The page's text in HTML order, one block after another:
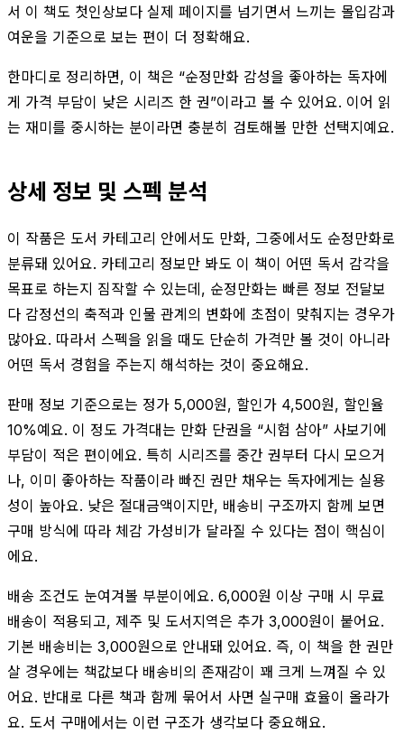
서 이 책도 첫인상보다 실제 페이지를 넘기면서 느끼는 몰입감과
여운을 기준으로 보는 편이 더 정확해요.
한마디로 정리하면, 이 책은 “순정만화 감성을 좋아하는 독자에
게 가격 부담이 낮은 시리즈 한 권”이라고 볼 수 있어요. 이어 읽
는 재미를 중시하는 분이라면 충분히 검토해볼 만한 선택지예요.
상세 정보 및 스펙 분석
이 작품은 도서 카테고리 안에서도 만화, 그중에서도 순정만화로
분류돼 있어요. 카테고리 정보만 봐도 이 책이 어떤 독서 감각을
목표로 하는지 짐작할 수 있는데, 순정만화는 빠른 정보 전달보
다 감정선의 축적과 인물 관계의 변화에 초점이 맞춰지는 경우가
많아요. 따라서 스펙을 읽을 때도 단순히 가격만 볼 것이 아니라
어떤 독서 경험을 주는지 해석하는 것이 중요해요.
판매 정보 기준으로는 정가 5,000원, 할인가 4,500원, 할인율
10%예요. 이 정도 가격대는 만화 단권을 “시험 삼아” 사보기에
부담이 적은 편이에요. 특히 시리즈를 중간 권부터 다시 모으거
나, 이미 좋아하는 작품이라 빠진 권만 채우는 독자에게는 실용
성이 높아요. 낮은 절대금액이지만, 배송비 구조까지 함께 보면
구매 방식에 따라 체감 가성비가 달라질 수 있다는 점이 핵심이
에요.
배송 조건도 눈여겨볼 부분이에요. 6,000원 이상 구매 시 무료
배송이 적용되고, 제주 및 도서지역은 추가 3,000원이 붙어요.
기본 배송비는 3,000원으로 안내돼 있어요. 즉, 이 책을 한 권만
살 경우에는 책값보다 배송비의 존재감이 꽤 크게 느껴질 수 있
어요. 반대로 다른 책과 함께 묶어서 사면 실구매 효율이 올라가
요. 도서 구매에서는 이런 구조가 생각보다 중요해요.